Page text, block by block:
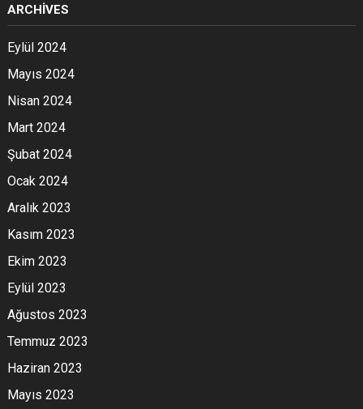
ARCHIVES
Eylül 2024
Mayıs 2024
Nisan 2024
Mart 2024
Şubat 2024
Ocak 2024
Aralık 2023
Kasım 2023
Ekim 2023
Eylül 2023
Ağustos 2023
Temmuz 2023
Haziran 2023
Mayıs 2023